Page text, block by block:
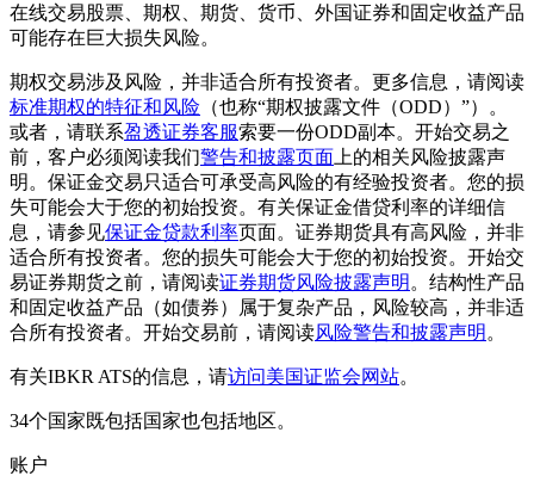
在线交易股票、期权、期货、货币、外国证券和固定收益产品
可能存在巨大损失风险。
期权交易涉及风险，并非适合所有投资者。更多信息，请阅读
标准期权的特征和风险 （也称“期权披露文件（ODD）”）。
或者，请联系盈透证券客服索要一份ODD副本。开始交易之
前，客户必须阅读我们警告和披露页面 上的相关风险披露声
明。保证金交易只适合可承受高风险的有经验投资者。您的损
失可能会大于您的初始投资。有关保证金借贷利率的详细信
息，请参见保证金贷款利率页面。证券期货具有高风险，并非
适合所有投资者。您的损失可能会大于您的初始投资。开始交
易证券期货之前，请阅读证券期货风险披露声明 。结构性产品
和固定收益产品（如债券）属于复杂产品，风险较高，并非适
合所有投资者。开始交易前，请阅读风险警告和披露声明 。
有关IBKR ATS的信息，请访问美国证监会网站。
34个国家既包括国家也包括地区。
账户